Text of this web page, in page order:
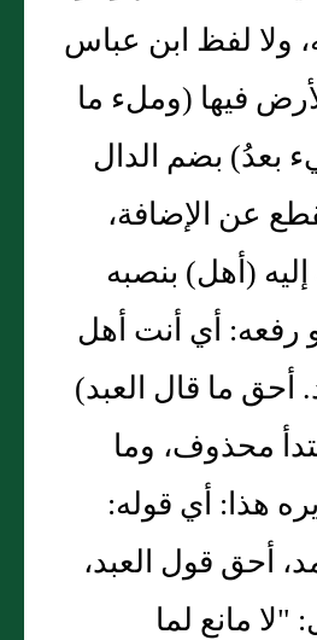
ولا لفظ ابن عباس
فيها (وملء ما
بضم الدال
عن الإضافة،
(أهل) بنصبه
رفعه: أي أنت أهل
أحق ما قال العبد)
محذوف، وما
هذا: أي قوله:
أحق قول العبد،
"لا مانع لما